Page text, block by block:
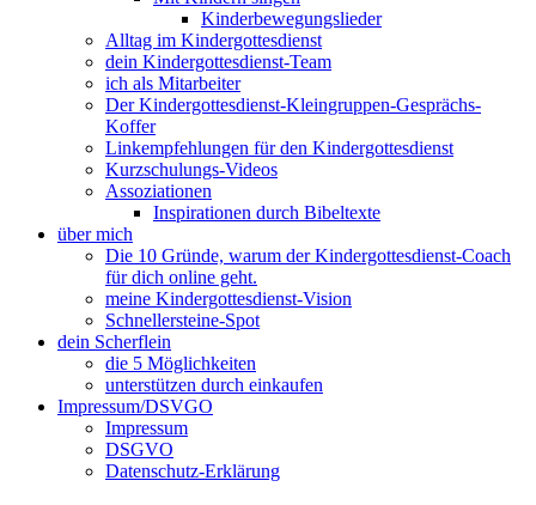
Kinderbewegungslieder
Alltag im Kindergottesdienst
dein Kindergottesdienst-Team
ich als Mitarbeiter
Der Kindergottesdienst-Kleingruppen-Gesprächs-
Koffer
Linkempfehlungen für den Kindergottesdienst
Kurzschulungs-Videos
Assoziationen
Inspirationen durch Bibeltexte
über mich
Die 10 Gründe, warum der Kindergottesdienst-Coach
für dich online geht.
meine Kindergottesdienst-Vision
Schnellersteine-Spot
dein Scherflein
die 5 Möglichkeiten
unterstützen durch einkaufen
Impressum/DSVGO
Impressum
DSGVO
Datenschutz-Erklärung